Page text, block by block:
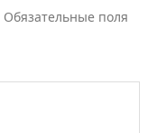
Обязательные поля